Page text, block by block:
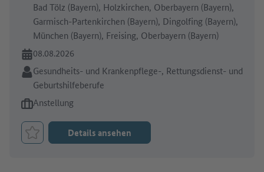
Bad Tölz (Bayern), Holzkirchen, Oberbayern (Bayern),
Garmisch-Partenkirchen (Bayern), Dingolfing (Bayern),
München (Bayern), Freising, Oberbayern (Bayern)
Online seit:
08.08.2026
Branche:
Gesundheits- und Krankenpflege-, Rettungsdienst- und
Geburtshilfeberufe
Art des Jobangebots:
Anstellung
Job merken
Details ansehen